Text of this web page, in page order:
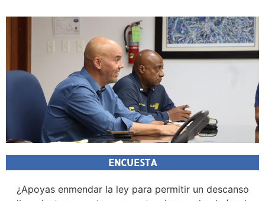
ENCUESTA
¿Apoyas enmendar la ley para permitir un descanso